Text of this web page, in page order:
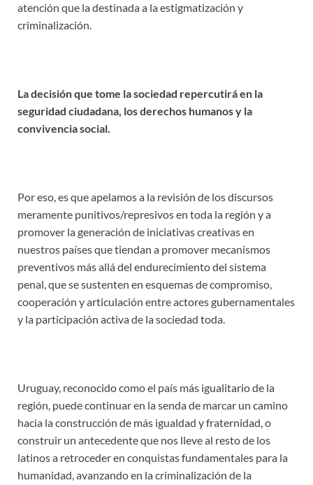
atención que la destinada a la estigmatización y
criminalización.
La decisión que tome la sociedad repercutirá en la
seguridad ciudadana, los derechos humanos y la
convivencia social.
Por eso, es que apelamos a la revisión de los discursos
meramente punitivos/represivos en toda la región y a
promover la generación de iniciativas creativas en
nuestros países que tiendan a promover mecanismos
preventivos más allá del endurecimiento del sistema
penal, que se sustenten en esquemas de compromiso,
cooperación y articulación entre actores gubernamentales
y la participación activa de la sociedad toda.
Uruguay, reconocido como el país más igualitario de la
región, puede continuar en la senda de marcar un camino
hacia la construcción de más igualdad y fraternidad, o
construir un antecedente que nos lleve al resto de los
latinos a retroceder en conquistas fundamentales para la
humanidad, avanzando en la criminalización de la